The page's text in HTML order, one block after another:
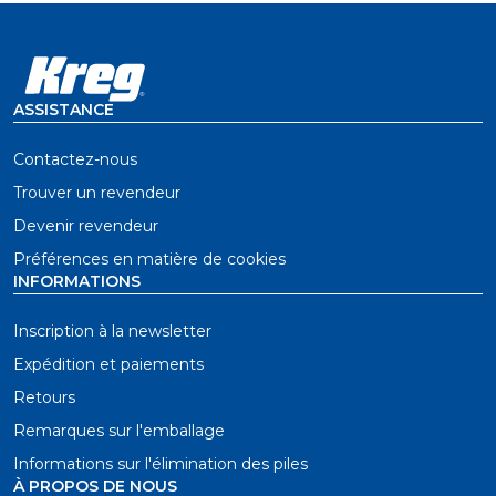
ASSISTANCE
Contactez-nous
Trouver un revendeur
Devenir revendeur
Préférences en matière de cookies
INFORMATIONS
Inscription à la newsletter
Expédition et paiements
Retours
Remarques sur l'emballage
Informations sur l'élimination des piles
À PROPOS DE NOUS